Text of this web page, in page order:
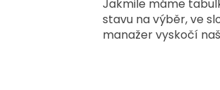
Jakmile máme
stavu na výběr, ve
manažer vyskočí